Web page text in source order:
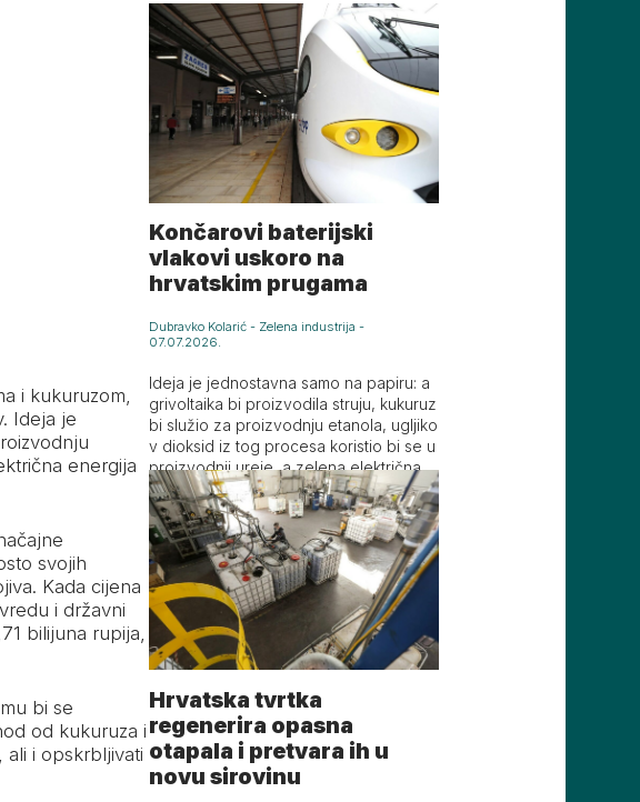
i kukuruzom,
Ideja je
energija
svojih
Kada cijena
i državni
bilijuna rupija,
bi se
od kukuruza i
ali i opskrbljivati
Končarovi baterijski
vlakovi uskoro na
hrvatskim prugama
Dubravko Kolarić - Zelena industrija -
07.07.2026.
Ideja je jednostavna samo na papiru: a
grivoltaika bi proizvodila struju, kukuruz
bi služio za proizvodnju etanola, ugljiko
v dioksid iz tog procesa koristio bi se u
proizvodnji ureje, a zelena električna e
nergija pokretala bi proizvodnju vodika
i amonijaka
Hrvatska tvrtka
regenerira opasna
otapala i pretvara ih u
novu sirovinu